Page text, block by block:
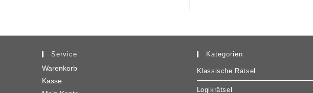
Service
Warenkorb
Kasse
Kategorien
Klassische Rätsel
Logikrätsel